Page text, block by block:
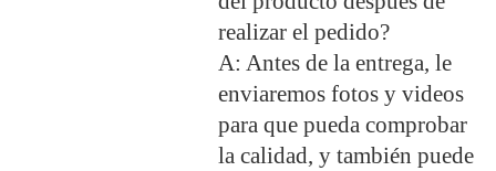
realizar el pedido?
A: Antes de la entrega, le
enviaremos fotos y videos
para que pueda comprobar
la calidad, y también puede